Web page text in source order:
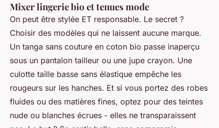
Mixer lingerie bio et tenues mode
On peut être stylée ET responsable. Le secret ?
Choisir des modèles qui ne laissent aucune marque.
Un tanga sans couture en coton bio passe inaperçu
sous un pantalon tailleur ou une jupe crayon. Une
culotte taille basse sans élastique empêche les
rougeurs sur les hanches. Et si vous portez des robes
fluides ou des matières fines, optez pour des teintes
nude ou blanches écrues - elles ne transparaissent